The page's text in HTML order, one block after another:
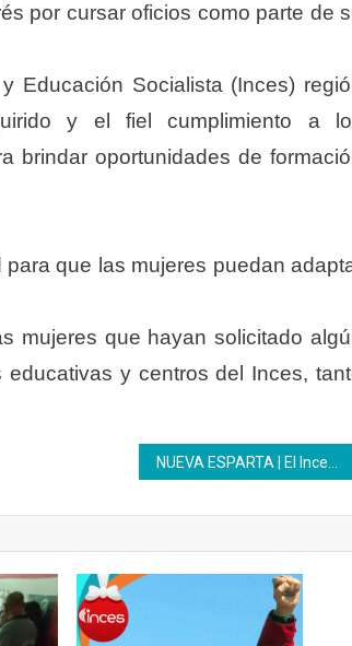
por cursar oficios como parte de
Educación Socialista (Inces)
y el fiel cumplimiento a
brindar oportunidades de
que las mujeres puedan
mujeres que hayan solicitado
y centros del Inces,